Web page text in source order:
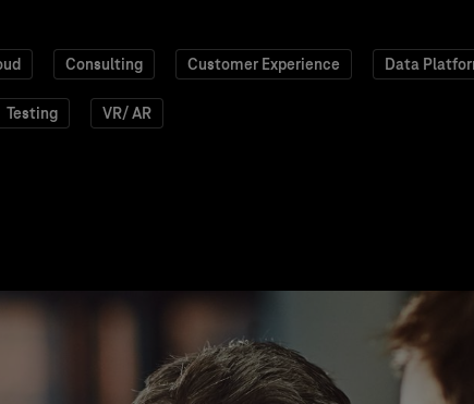
Consulting Customer Experience Data
Testing VR/ AR